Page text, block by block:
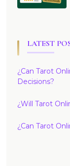
LATEST
¿Can Tarot
Decisions?
¿Will Tarot
¿Can Tarot